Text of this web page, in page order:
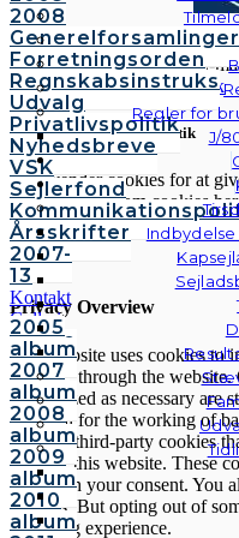
Regler for
J/
2008
Generelforsamlinger
Forretningsorden
Regnskabsinstruks
Udvalg
Privatlivspolitik
Nyhedsbreve
VSK
Sejlerfond
Årsskrifter
2007-
13
Kontakt
Galleri
Andre
fotos
2005
album
2007
album
2008
album
2009
album
2010
album
© Vallensbæk Sejlklub | E-
sejlklub.dk|Privatlivspolitik
Cookies & Privatlivspolitik
Vi anvender cookies for at
kan læse mere om cookies
Luk
Privacy Overview
This website uses cookies to
navigate through the website.
categorized as necessary are
essential for the working of
also use third-party cookies
you use this website. These
only with your consent. You
cookies. But opting out of
browsing experience.